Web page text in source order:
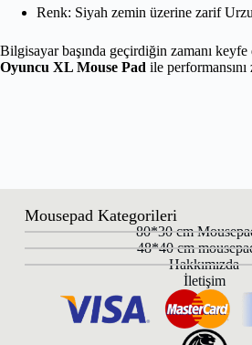
Renk: Siyah zemin üzerine zarif
Bilgisayar başında geçirdiğin zamanı keyfe
Oyuncu XL Mouse Pad ile performansını
Mousepad Kategorileri
80*30 cm
48*40 cm
Hakkımızda
İletişim